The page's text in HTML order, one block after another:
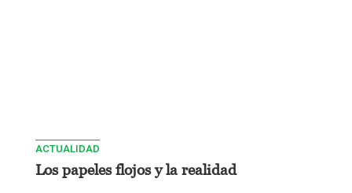
ACTUALIDAD
Los papeles flojos y la realidad